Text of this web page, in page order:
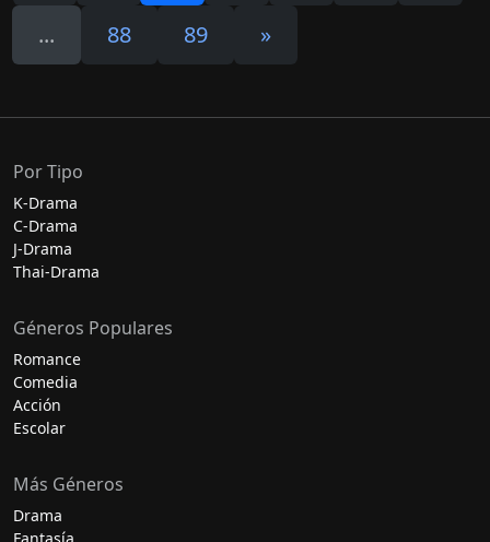
...
88 89 »
Por Tipo
K-Drama
C-Drama
J-Drama
Thai-Drama
Géneros Populares
Romance
Comedia
Acción
Escolar
Más Géneros
Drama